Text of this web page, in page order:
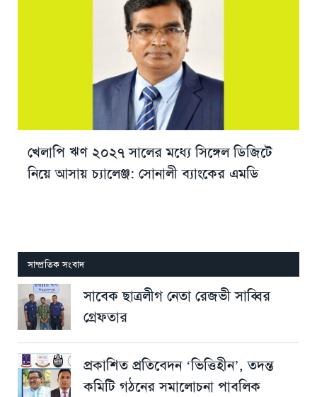
খেলাপি ঋণ ২০২৭ সালের মধ্যে সিঙ্গেল ডিজিটে
নিয়ে আসায় চ্যালেঞ্জ: সোনালী ব্যাংকের এমডি
সাম্প্রতিক সংবাদ
সাবেক ছাত্রলীগ নেতা রেজভী সাব্বির
গ্রেফতার
প্রকাশিত প্রতিবেদন ‘ভিত্তিহীন’, তদন্ত
কমিটি গঠনের সমালোচনা পাবলিক